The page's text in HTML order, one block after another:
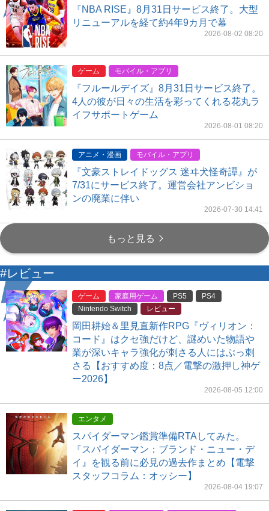
『NBA RISE』8月31日サービス終了。大型
リニューアルを経て約4年9カ月で幕
2026-08-02 08:20
ゲーム モバイル・アプリ
『フルールデイズ』8月31日サービス終了。
4人の彼が日々の生活を彩ってくれる花丸ラ
イフサポートゲーム
2026-08-01 08:20
アニメ・漫画 モバイル・アプリ
『文豪ストレイドッグス 迷ヰ犬怪奇譚』が
7/31にサービス終了。運営会社アンビショ
ンの廃業に伴い
2026-07-30 14:41
もっと見る
#レビュー
ゲーム 家庭用ゲーム PS5
PS4
Nintendo Switch
レビュー
岡田耕始＆里見直新作RPG『ヴィリオン：
コード』はクセ強だけど、謎めいた物語や
業が深いキャラ強化が刺さる人にはぶっ刺
さる【おすすめ度：8点／電撃の激押し神ゲ
ー2026】
2026-08-05 12:00
エンタメ
スパイダーマン鑑賞準備RTAしてみた。
『スパイダーマン：ブランド・ニュー・デ
イ』を観る前に必見の過去作まとめ【電撃
スタッフコラム：オッシー】
2026-08-04 19:07